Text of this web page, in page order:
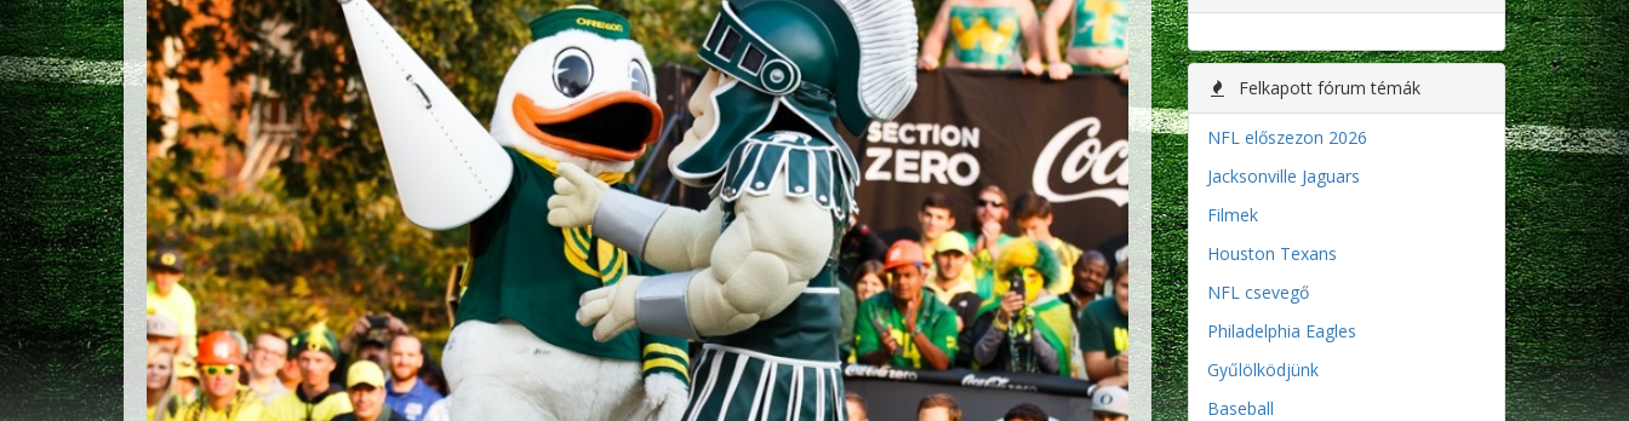
Felkapott fórum témák
NFL előszezon 2026
Jacksonville Jaguars
Filmek
Houston Texans
NFL csevegő
Philadelphia Eagles
Gyűlölködjünk
Baseball